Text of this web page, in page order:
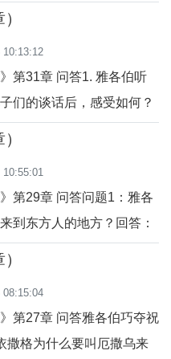
衣服，以示悔改和圣洁。
孩子们安排好位置后，自己
到来到哥哥厄撒乌面前。
见到雅各伯时，态度如何？
拥抱雅各伯，扑到他颈项
，两人都哭了，显示出兄弟
10:13:12
》第31章 问答1. 雅各伯听
们的谈话后，感受如何？
伯听见拉班的儿子们说
正当手段积累财富的，这
不安。此外，他也察觉到拉
生了变化，变得不像之前
2. 上主对雅各伯说了什
10:55:01
》第29章 问答问题1：雅各
到东方人的地方？回答：
从父母依撒格和黎贝加的吩
取祝福而愤怒的哥哥厄撒
2：雅各伯在井边遇到了什
答：他看到三群羊卧在井
08:15:04
》第27章 问答雅各伯巧夺祝
撒格为什么要叫厄撒乌来